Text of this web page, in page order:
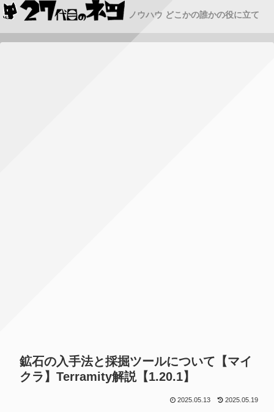
ノウハウ どこかの誰かの役に立て
鉱石の入手法と採掘ツールについて【マイ
クラ】Terramity解説【1.20.1】
2025.05.13 2025.05.19